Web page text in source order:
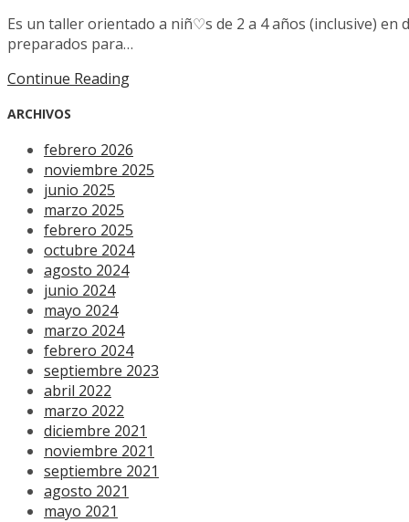
Es un taller orientado a niñ♡s de 2 a 4 años (inclusive)
preparados para…
Continue Reading
ARCHIVOS
febrero 2026
noviembre 2025
junio 2025
marzo 2025
febrero 2025
octubre 2024
agosto 2024
junio 2024
mayo 2024
marzo 2024
febrero 2024
septiembre 2023
abril 2022
marzo 2022
diciembre 2021
noviembre 2021
septiembre 2021
agosto 2021
mayo 2021